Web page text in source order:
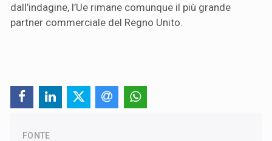
dall’indagine, l’Ue rimane comunque il più grande
partner commerciale del Regno Unito.
FONTE